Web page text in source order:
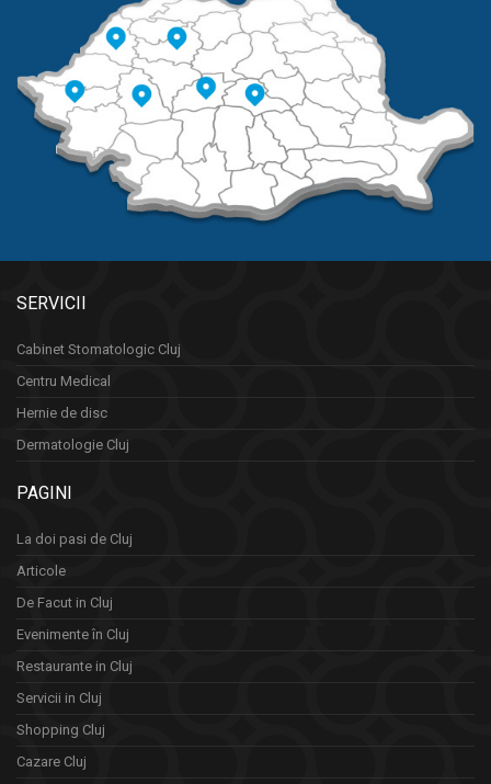
SERVICII
Cabinet Stomatologic Cluj
Centru Medical
Hernie de disc
Dermatologie Cluj
PAGINI
La doi pasi de Cluj
Articole
De Facut in Cluj
Evenimente în Cluj
Restaurante in Cluj
Servicii in Cluj
Shopping Cluj
Cazare Cluj